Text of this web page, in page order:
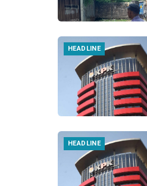
HEADLINE
HEADLINE